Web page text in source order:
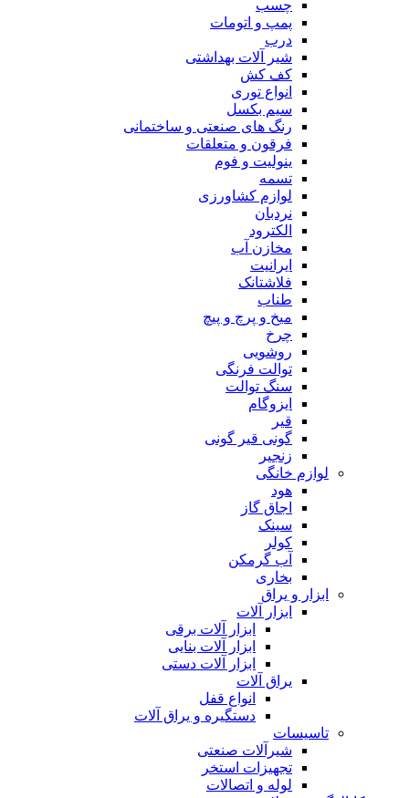
چسب
پمپ و اتومات
درب
شیر آلات بهداشتی
کف کش
انواع توری
سیم بکسل
رنگ های صنعتی و ساختمانی
فرقون و متعلقات
ینولیت و فوم
تسمه
لوازم کشاورزی
نردبان
الکترود
مخازن آب
ایرانیت
فلاشتانک
طناب
میخ و پرچ و پیچ
چرخ
روشویی
توالت فرنگی
سنگ توالت
ایزوگام
قیر
گونی قیر گونی
زنجیر
لوازم خانگی
هود
اجاق گاز
سینک
کولر
آب گرمکن
بخاری
ابزار و یراق
ابزار آلات
ابزار آلات برقی
ابزار آلات بنایی
ابزار آلات دستی
یراق آلات
انواع قفل
دستگیره و یراق آلات
تاسیسات
شیرآلات صنعتی
تجهیزات استخر
لوله و اتصالات